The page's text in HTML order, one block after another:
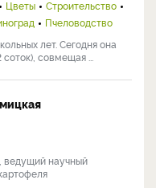
Цветы
Строительство
Пчеловодство
лет. Сегодня она
совмещая ...
ведущий научный